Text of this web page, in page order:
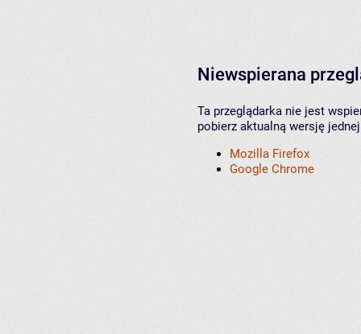
Niewspierana
Ta przeglądarka nie jest
pobierz aktualną wersję
Mozilla Firefox
Google Chrome